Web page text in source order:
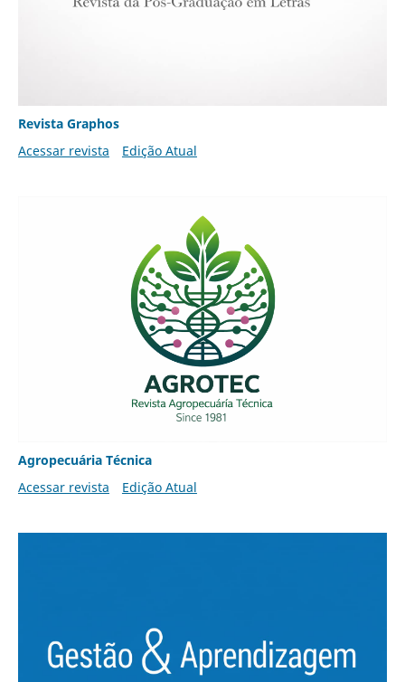
Revista Graphos
Acessar revista
Edição Atual
Agropecuária Técnica
Acessar revista
Edição Atual